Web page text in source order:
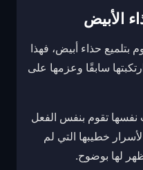
الأبيض
بتلميع حذاء أبيض، فهذا
سابقًا وعزمها على
نفسها تقوم بنفس الفعل
خطيبها التي لم
لها بوضوح.